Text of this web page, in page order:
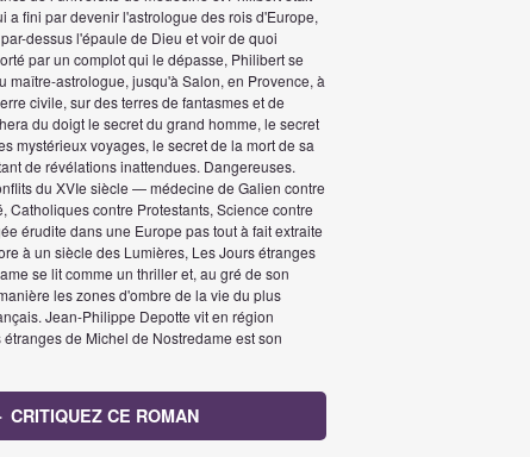
a fini par devenir l'astrologue des rois d'Europe,
dessus l'épaule de Dieu et voir de quoi
par un complot qui le dépasse, Philibert se
maître-astrologue, jusqu'à Salon, en Provence, à
civile, sur des terres de fantasmes et de
du doigt le secret du grand homme, le secret
mystérieux voyages, le secret de la mort de sa
de révélations inattendues. Dangereuses.
du XVIe siècle — médecine de Galien contre
Catholiques contre Protestants, Science contre
érudite dans une Europe pas tout à fait extraite
à un siècle des Lumières, Les Jours étranges
se lit comme un thriller et, au gré de son
les zones d'ombre de la vie du plus
Jean-Philippe Depotte vit en région
de Michel de Nostredame est son
CRITIQUEZ CE ROMAN